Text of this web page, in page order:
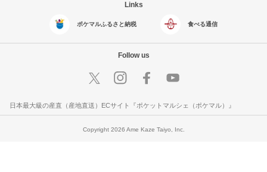
Links
ポケマルふるさと納税 食べる通信
Follow us
日本最大級の産直（産地直送）ECサイト『ポケットマルシェ（ポケマル）』
Copyright 2026 Ame Kaze Taiyo, Inc.